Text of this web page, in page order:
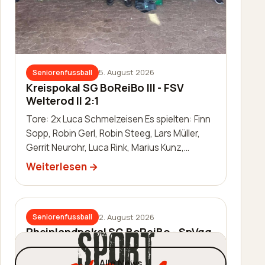
Seniorenfussball 5. August 2026
Kreispokal SG BoReiBo III - FSV
Welterod II 2:1
Tore: 2x Luca Schmelzeisen Es spielten: Finn
Sopp, Robin Gerl, Robin Steeg, Lars Müller,
Gerrit Neurohr, Luca Rink, Marius Kunz,
Manuel Häuser, Lukas Schleis,…
Weiterlesen
Seniorenfussball 2. August 2026
Rheinlandpokal SG BoReiBo - SpVgg.
EGC Wirges 1:2